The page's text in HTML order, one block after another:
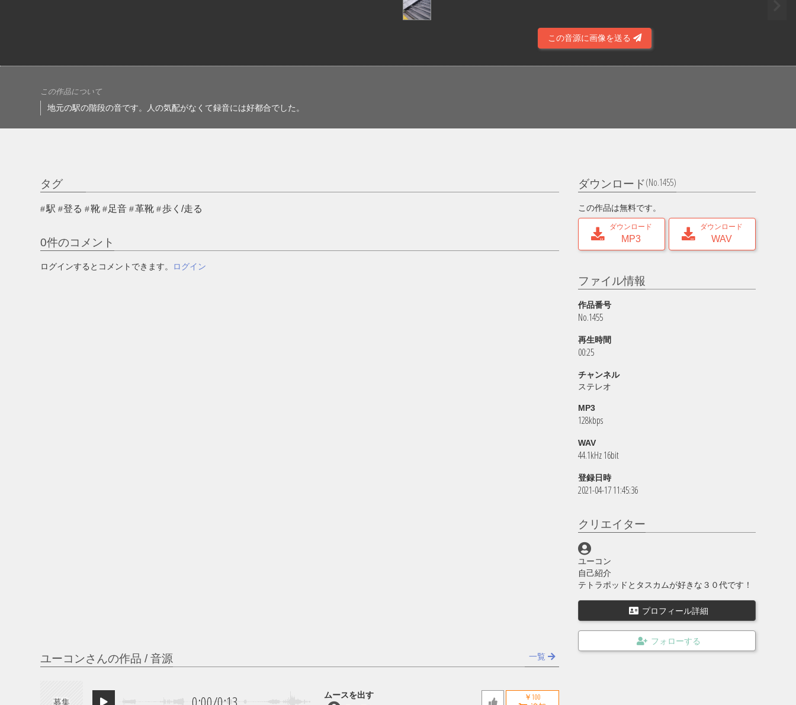
この音源に画像を送る
この作品について
地元の駅の階段の音です。人の気配がなくて録音には好都合でした。
タグ
駅 登る 靴 足音 革靴 歩く/走る
0件のコメント
ログインするとコメントできます。 ログイン
ユーコンさんの作品 / 音源 一覧
募集
ムースを出す ￥100
ダウンロード(No.1455)
この作品は無料です。
ダウンロード
MP3
ダウンロード
WAV
ファイル情報
作品番号
No.1455
再生時間
00:25
チャンネル
ステレオ
MP3
128kbps
WAV
44.1kHz 16bit
登録日時
2021-04-17 11:45:36
クリエイター
ユーコン
自己紹介
テトラポッドとタスカムが好きな３０代です！
プロフィール詳細